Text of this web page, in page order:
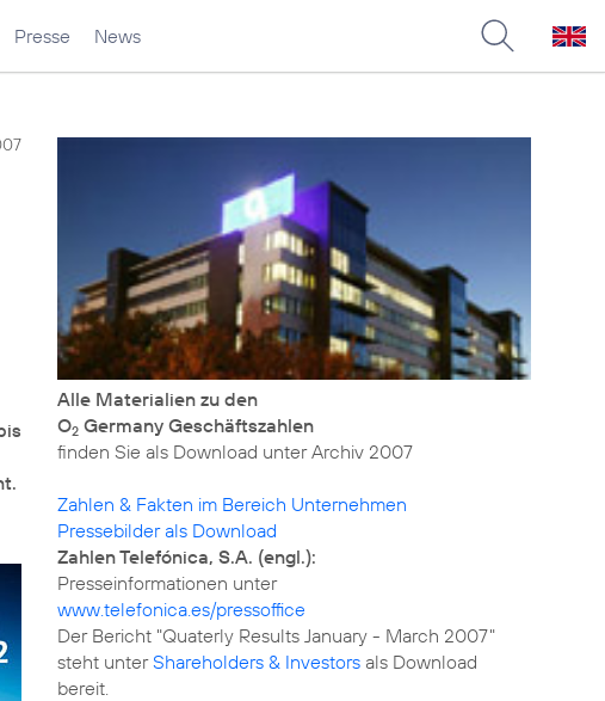
Presse News
Alle Materialien zu den
O2 Germany Geschäftszahlen
finden Sie als Download unterArchiv 2007
Zahlen & Fakten im Bereich Unternehmen
Pressebilder als Download
Zahlen Telefónica, S.A. (engl.):
Presseinformationen unter
www.telefonica.es/pressoffice
Der Bericht "Quaterly Results January - March 2007"
steht unterShareholders & Investors als Download
bereit.